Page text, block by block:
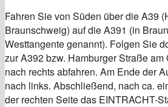
Fahren Sie von Süden über die A39
Braunschweig) auf die A391 (in
Westtangente genannt). Folgen Sie
zur A392 bzw. Hamburger Straße
nach rechts abfahren. Am Ende der
nach links. Abschließend, nach ca.
der rechten Seite das EINTRACHT-